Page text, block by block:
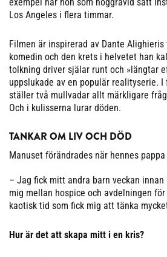
Los Angeles i flera timmar.
Filmen är inspirerad av Dante Alighieris
komedin och den krets i helvetet han
tolkning driver själar runt och »längtar
uppslukade av en populär realityserie.
ställer två mullvadar allt märkligare
Och i kulisserna lurar döden.
TANKAR OM LIV OCH DÖD
Manuset förändrades när hennes
– Jag fick mitt andra barn veckan
mig mellan hospice och avdelningen
kaotisk tid som fick mig att tänka
Hur är det att skapa mitt i en kris?